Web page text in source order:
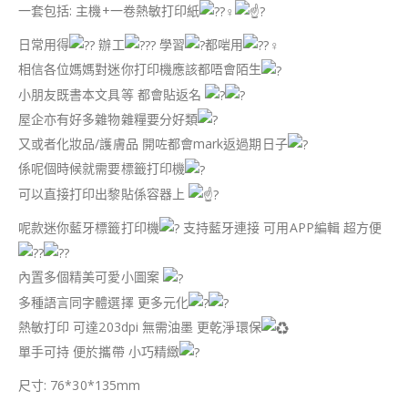
一套包括: 主機+一卷熱敏打印紙
日常用得
辦工 學習
都啱用
相信各位媽媽對迷你打印機應該都唔會陌生
小朋友既書本文具等 都會貼返名
屋企亦有好多雜物雜糧要分好類
又或者化妝品/護膚品 開咗都會mark返過期日子
係呢個時候就需要標籤打印機
可以直接打印出黎貼係容器上
呢款迷你藍牙標籤打印機
支持藍牙連接 可用APP編輯 超方便
內置多個精美可愛小圖案
多種語言同字體選擇 更多元化
熱敏打印 可達203dpi 無需油墨 更乾淨環保
單手可持 便於攜帶 小巧精緻
尺寸: 76*30*135mm